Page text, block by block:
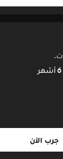
جرب الآن